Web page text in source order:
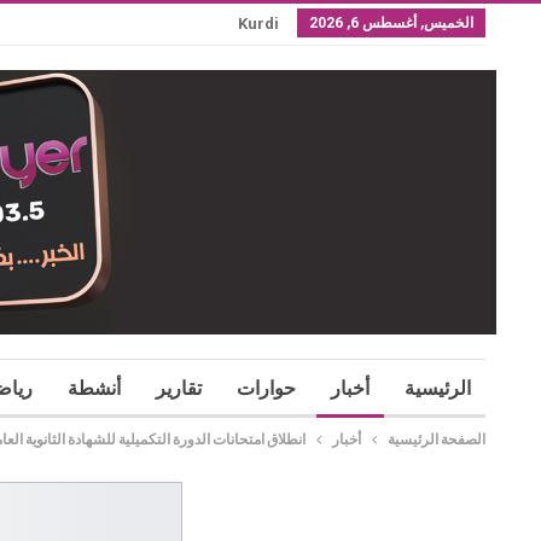
الخميس, أغسطس 6, 2026 Kurdi
الرئيسية أخبار حوارات تقارير أنشطة
الصفحة الرئيسية أخبار انطلاق امتحانات الدورة التكميلية للشهادة